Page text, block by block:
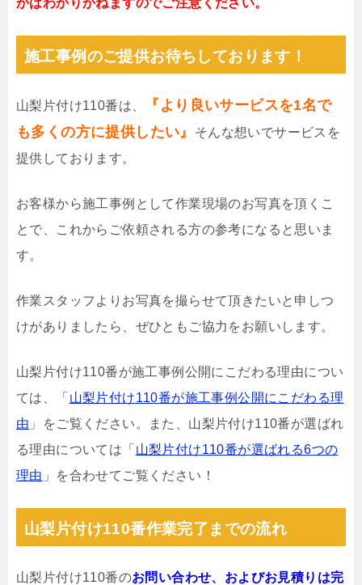
かはわかりかねますのでご注意ください。
施工事例のご提供お待ちしております！
山梨片付け110番は、
『より良いサービスを1名で
も多くの方に提供したい』
そんな想いでサービスを
提供しております。
お客様から施工事例として作業現場のお写真を頂くこ
とで、これからご依頼される方の参考になると思いま
す。
作業スタッフよりお写真を撮らせて頂きたいと申しつ
けがありましたら、ぜひともご協力をお願いします。
山梨片付け110番が施工事例公開にこだわる理由につい
ては、「 山梨片付け110番が施工事例公開にこだわる理
由 」をご覧ください。また、山梨片付け110番が選ばれ
る理由については「 山梨片付け110番が選ばれる6つの
理由 」を合わせてご覧ください！
山梨片付け110番作業完了までの流れ
山梨片付け110番のお問い合わせ、およびお見積りは完